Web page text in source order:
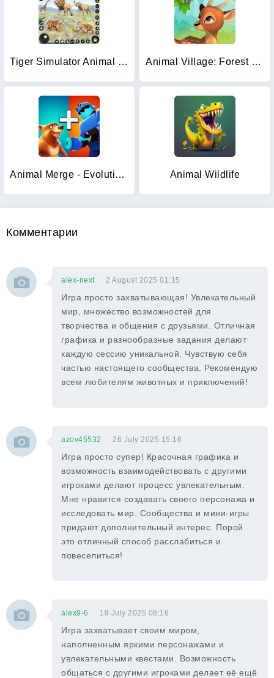
Tiger Simulator Animal Games Animal Village: Forest Ranch
Animal Merge - Evolution Games Animal Wildlife
Комментарии
alex-next 2 August 2025 01:15
Игра просто захватывающая! Увлекательный
мир, множество возможностей для
творчества и общения с друзьями. Отличная
графика и разнообразные задания делают
каждую сессию уникальной. Чувствую себя
частью настоящего сообщества. Рекомендую
всем любителям животных и приключений!
azov45532 26 July 2025 15:16
Игра просто супер! Красочная графика и
возможность взаимодействовать с другими
игроками делают процесс увлекательным.
Мне нравится создавать своего персонажа и
исследовать мир. Сообщества и мини-игры
придают дополнительный интерес. Порой
это отличный способ расслабиться и
повеселиться!
alex9-6 19 July 2025 08:16
Игра захватывает своим миром,
наполненным яркими персонажами и
увлекательными квестами. Возможность
общаться с другими игроками делает её ещё